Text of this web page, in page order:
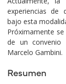
experiencias de
bajo esta
Próximamente
de un convenio
Marcelo Gambini.
Resumen